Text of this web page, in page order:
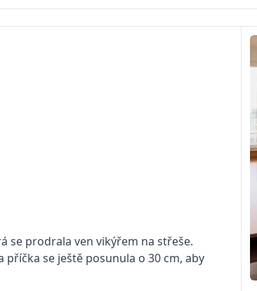
se prodrala ven vikýřem na střeše.
se ještě posunula o 30 cm, aby